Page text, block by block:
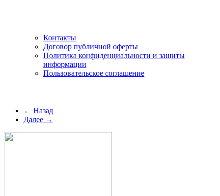
Контакты
Договор публичной оферты
Политика конфиденциальности и защиты
информации
Пользовательское соглашение
← Назад
Далее →